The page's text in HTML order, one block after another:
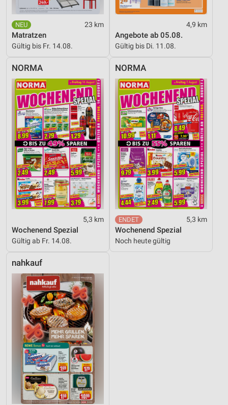
23 km
Matratzen
Gültig bis Fr. 14.08.
4,9 km
Angebote ab 05.08.
Gültig bis Di. 11.08.
NORMA
5,3 km
Wochenend Spezial
Gültig ab Fr. 14.08.
NORMA
5,3 km
Wochenend Spezial
Noch heute gültig
nahkauf